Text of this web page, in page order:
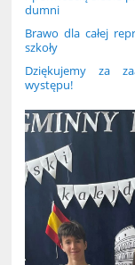
dumni
Brawo dla całej
szkoły
Dziękujemy za
występu!